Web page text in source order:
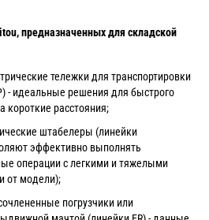
предназначенных для складской
тележки для транспортировки
- идеальные решения для быстрого
короткие расстояния;
штабелеры (линейки
эффективно выполнять
операции с легкими и тяжелыми
от модели);
погрузчики или